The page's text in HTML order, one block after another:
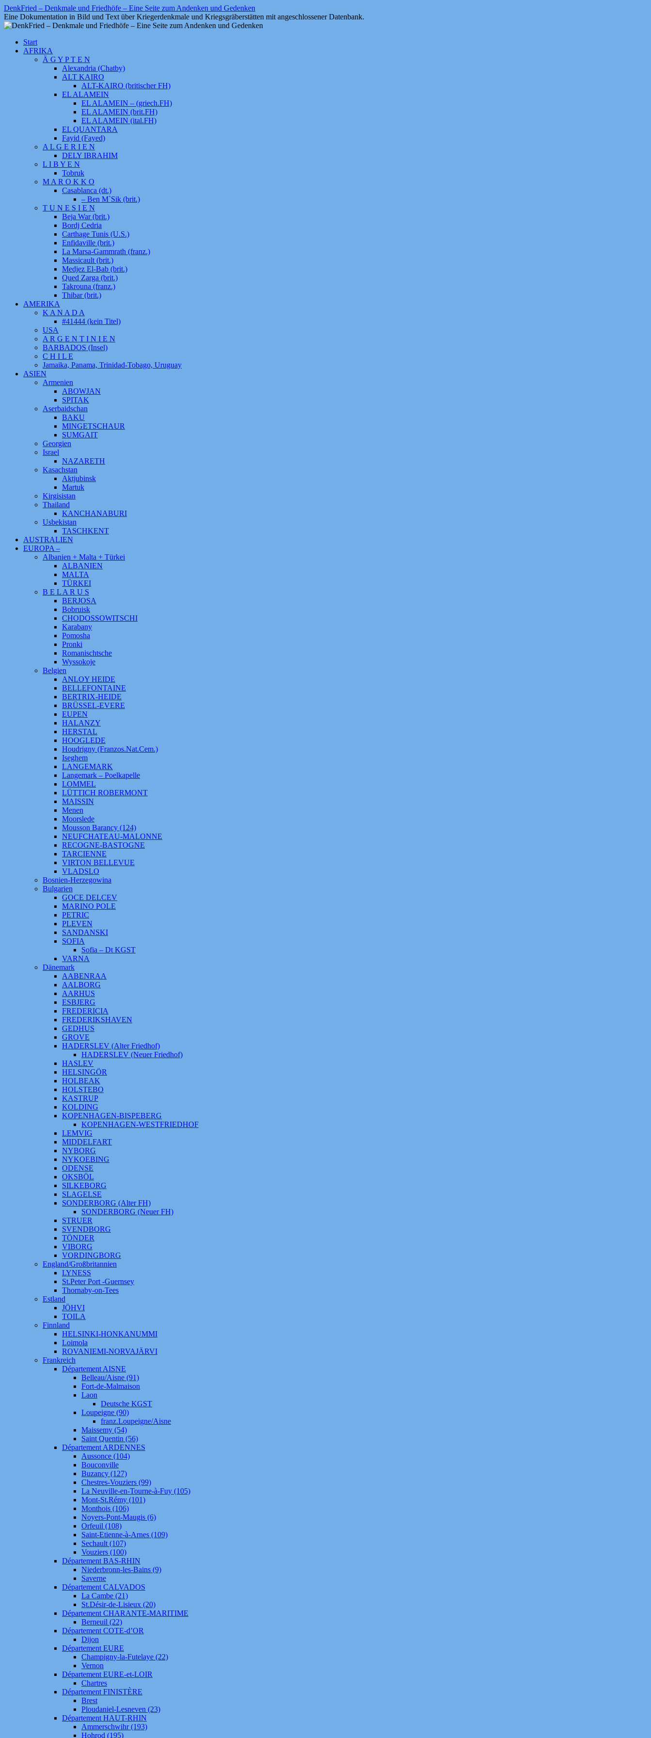
Zum
Inhalt
springen
DenkFried – Denkmale und Friedhöfe – Eine Seite zum Andenken und Gedenken
Eine Dokumentation in Bild und Text über Kriegerdenkmale und Kriegsgräberstätten mit angeschlossener Datenbank.
Start
AFRIKA
Ä G Y P T E N
Alexandria (Chatby)
ALT KAIRO
ALT-KAIRO (britischer FH)
EL ALAMEIN
EL ALAMEIN – (griech.FH)
EL ALAMEIN (brit.FH)
EL ALAMEIN (ital.FH)
EL QUANTARA
Fayid (Fayed)
A L G E R I E N
DELY IBRAHIM
L I B Y E N
Tobruk
M A R O K K O
Casablanca (dt.)
– Ben M`Sik (brit.)
T U N E S I E N
Beja War (brit.)
Bordj Cedria
Carthage Tunis (U.S.)
Enfidaville (brit.)
La Marsa-Gammrath (franz.)
Massicault (brit.)
Medjez El-Bab (brit.)
Qued Zarga (brit.)
Takrouna (franz.)
Thibar (brit.)
AMERIKA
K A N A D A
#41444 (kein Titel)
USA
A R G E N T I N I E N
BARBADOS (Insel)
C H I L E
Jamaika, Panama, Trinidad-Tobago, Uruguay
ASIEN
Armenien
ABOWJAN
SPITAK
Aserbaidschan
BAKU
MINGETSCHAUR
SUMGAIT
Georgien
Israel
NAZARETH
Kasachstan
Aktjubinsk
Martuk
Kirgisistan
Thailand
KANCHANABURI
Usbekistan
TASCHKENT
AUSTRALIEN
EUROPA –
Albanien + Malta + Türkei
ALBANIEN
MALTA
TÜRKEI
B E L A R U S
BERJOSA
Bobruisk
CHODOSSOWITSCHI
Karabany
Pomosha
Pronki
Romanischtsche
Wyssokoje
Belgien
ANLOY HEIDE
BELLEFONTAINE
BERTRIX-HEIDE
BRÜSSEL-EVERE
EUPEN
HALANZY
HERSTAL
HOOGLEDE
Houdrigny (Franzos.Nat.Cem.)
Iseghem
LANGEMARK
Langemark – Poelkapelle
LOMMEL
LÜTTICH ROBERMONT
MAISSIN
Menen
Moorslede
Mousson Barancy (124)
NEUFCHATEAU-MALONNE
RECOGNE-BASTOGNE
TARCIENNE
VIRTON BELLEVUE
VLADSLO
Bosnien-Herzegowina
Bulgarien
GOCE DELCEV
MARINO POLE
PETRIC
PLEVEN
SANDANSKI
SOFIA
Sofia – Dt KGST
VARNA
Dänemark
AABENRAA
AALBORG
AARHUS
ESBJERG
FREDERICIA
FREDERIKSHAVEN
GEDHUS
GROVE
HADERSLEV (Alter Friedhof)
HADERSLEV (Neuer Friedhof)
HASLEV
HELSINGÖR
HOLBEAK
HOLSTEBO
KASTRUP
KOLDING
KOPENHAGEN-BISPEBERG
KOPENHAGEN-WESTFRIEDHOF
LEMVIG
MIDDELFART
NYBORG
NYKOEBING
ODENSE
OKSBÖL
SILKEBORG
SLAGELSE
SONDERBORG (Alter FH)
SONDERBORG (Neuer FH)
STRUER
SVENDBORG
TÖNDER
VIBORG
VORDINGBORG
England/Großbritannien
LYNESS
St.Peter Port -Guernsey
Thornaby-on-Tees
Estland
JÖHVI
TOILA
Finnland
HELSINKI-HONKANUMMI
Loimola
ROVANIEMI-NORVAJÄRVI
Frankreich
Département AISNE
Belleau/Aisne (91)
Fort-de-Malmaison
Laon
Deutsche KGST
Loupeigne (90)
franz.Loupeigne/Aisne
Maissemy (54)
Saint Quentin (56)
Département ARDENNES
Aussonce (104)
Bouconville
Buzancy (127)
Chestres-Vouziers (99)
La Neuville-en-Tourne-à-Fuy (105)
Mont-St.Rémy (101)
Monthois (106)
Noyers-Pont-Maugis (6)
Orfeuil (108)
Saint-Etienne-à-Arnes (109)
Sechault (107)
Vouziers (100)
Département BAS-RHIN
Niederbronn-les-Bains (9)
Saverne
Département CALVADOS
La Cambe (21)
St.Désir-de-Lisieux (20)
Département CHARANTE-MARITIME
Berneuil (22)
Département COTE-d’OR
Dijon
Département EURE
Champigny-la-Futelaye (22)
Vernon
Département EURE-et-LOIR
Chartres
Département FINISTÈRE
Brest
Ploudaniel-Lesneven (23)
Département HAUT-RHIN
Ammerschwihr (193)
Hohrod (195)